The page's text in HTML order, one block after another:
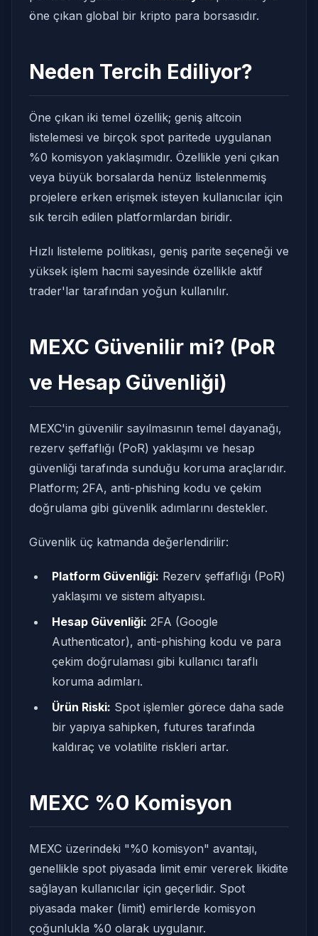
öne çıkan global bir kripto para borsasıdır.
Neden Tercih Ediliyor?
Öne çıkan iki temel özellik; geniş altcoin
listelemesi ve birçok spot paritede uygulanan
%0 komisyon yaklaşımıdır. Özellikle yeni çıkan
veya büyük borsalarda henüz listelenmemiş
projelere erken erişmek isteyen kullanıcılar için
sık tercih edilen platformlardan biridir.
Hızlı listeleme politikası, geniş parite seçeneği ve
yüksek işlem hacmi sayesinde özellikle aktif
trader'lar tarafından yoğun kullanılır.
MEXC Güvenilir mi? (PoR
ve Hesap Güvenliği)
MEXC'in güvenilir sayılmasının temel dayanağı,
rezerv şeffaflığı (PoR) yaklaşımı ve hesap
güvenliği tarafında sunduğu koruma araçlarıdır.
Platform; 2FA, anti-phishing kodu ve çekim
doğrulama gibi güvenlik adımlarını destekler.
Güvenlik üç katmanda değerlendirilir:
Platform Güvenliği: Rezerv şeffaflığı (PoR)
yaklaşımı ve sistem altyapısı.
Hesap Güvenliği: 2FA (Google
Authenticator), anti-phishing kodu ve para
çekim doğrulaması gibi kullanıcı taraflı
koruma adımları.
Ürün Riski: Spot işlemler görece daha sade
bir yapıya sahipken, futures tarafında
kaldıraç ve volatilite riskleri artar.
MEXC %0 Komisyon
MEXC üzerindeki "%0 komisyon" avantajı,
genellikle spot piyasada limit emir vererek likidite
sağlayan kullanıcılar için geçerlidir. Spot
piyasada maker (limit) emirlerde komisyon
çoğunlukla %0 olarak uygulanır.